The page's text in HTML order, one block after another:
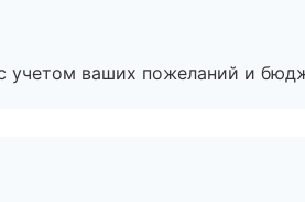
учетом ваших пожеланий и